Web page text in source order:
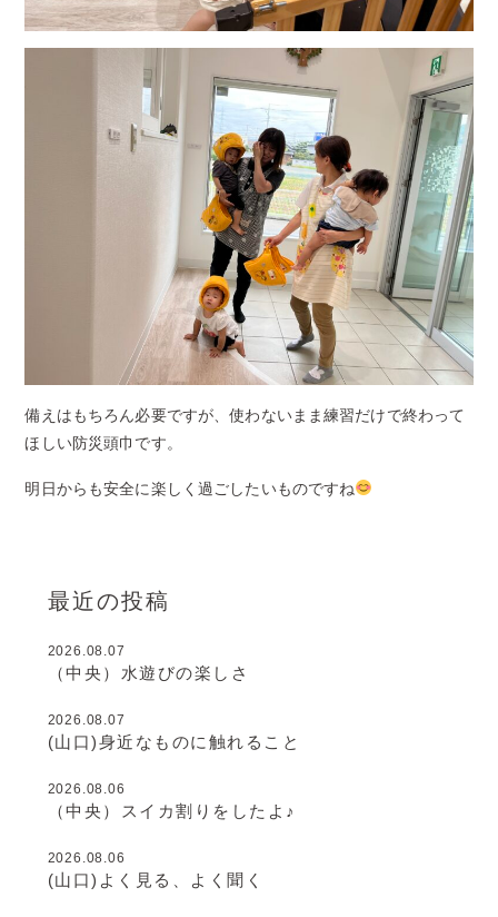
備えはもちろん必要ですが、使わないまま練習だけで終わって
ほしい防災頭巾です。
明日からも安全に楽しく過ごしたいものですね
最近の投稿
2026.08.07
（中央）水遊びの楽しさ
2026.08.07
(山口)身近なものに触れること
2026.08.06
（中央）スイカ割りをしたよ♪
2026.08.06
(山口)よく見る、よく聞く